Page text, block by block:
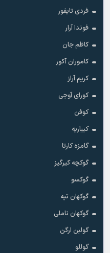
فردی تایفور
فوندا آرار
کاظم جان
کاموران آکور
کریم آراز
کورای آوجی
کوفن
کیباریه
گامزه کارتا
گوکچه کیرگیز
گوکسو
گوکهان تپه
گوکهان ناملی
گولبن ارگن
گوللو